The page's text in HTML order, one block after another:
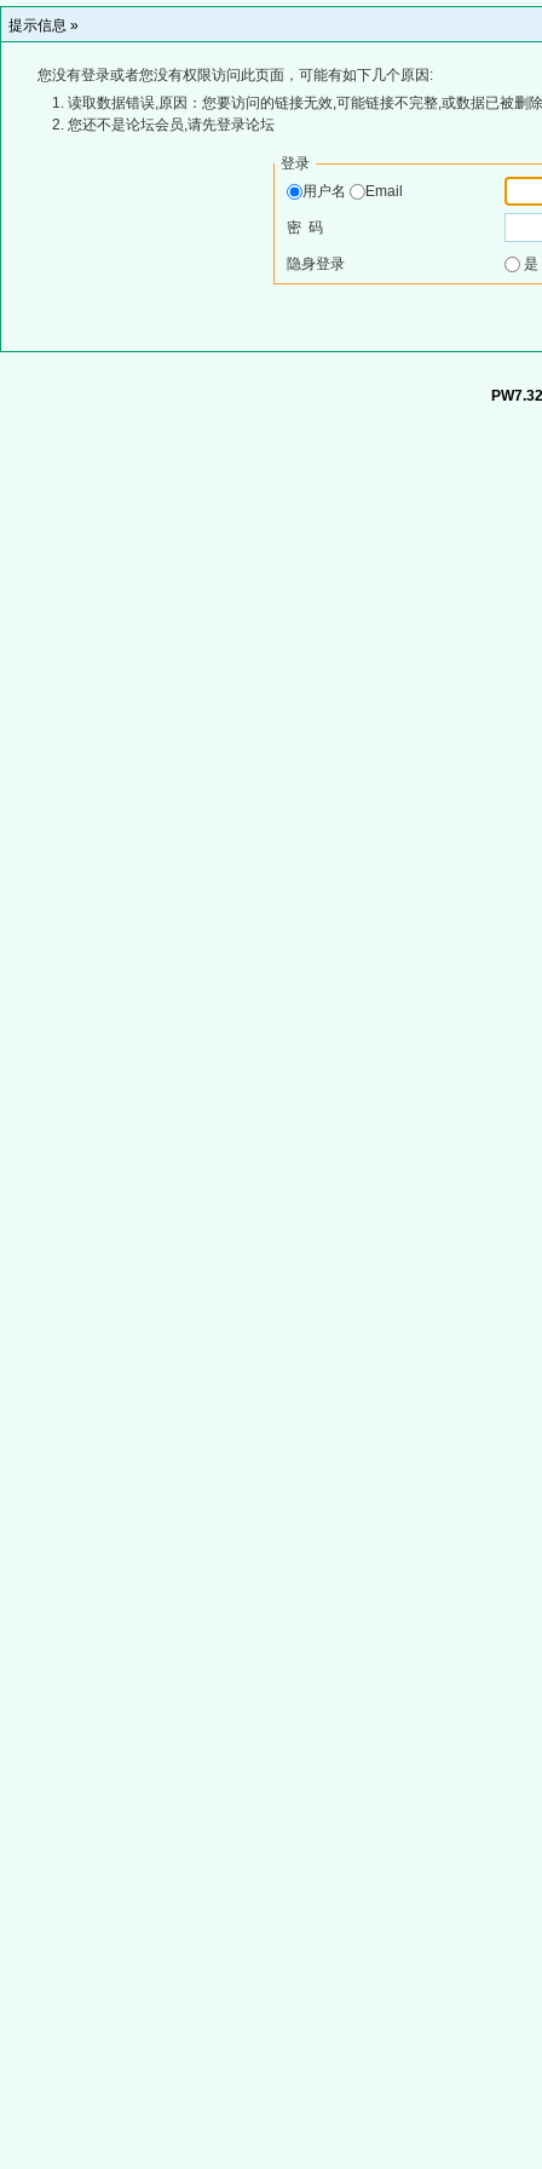
提示信息 »
您没有登录或者您没有权限访问此页面，可能有如下几个原因:
读取数据错误,原因：您要访问的链接无效,可能链接不完整,或数据已被删
您还不是论坛会员,请先登录论坛
登录
用户名
Email
密 码
隐身登录